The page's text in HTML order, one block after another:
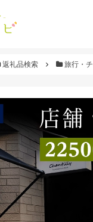
返礼品検索 旅行・